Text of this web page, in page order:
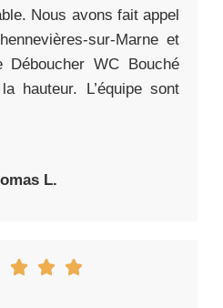
Nous avons fait appel
sur-Marne et
Déboucher WC Bouché
hauteur. L’équipe sont
L.